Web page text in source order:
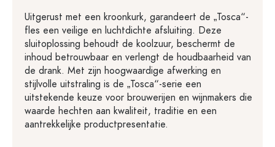
Uitgerust met een kroonkurk, garandeert de „Tosca“-
fles een veilige en luchtdichte afsluiting. Deze
sluitoplossing behoudt de koolzuur, beschermt de
inhoud betrouwbaar en verlengt de houdbaarheid van
de drank. Met zijn hoogwaardige afwerking en
stijlvolle uitstraling is de „Tosca“-serie een
uitstekende keuze voor brouwerijen en wijnmakers die
waarde hechten aan kwaliteit, traditie en een
aantrekkelijke productpresentatie.